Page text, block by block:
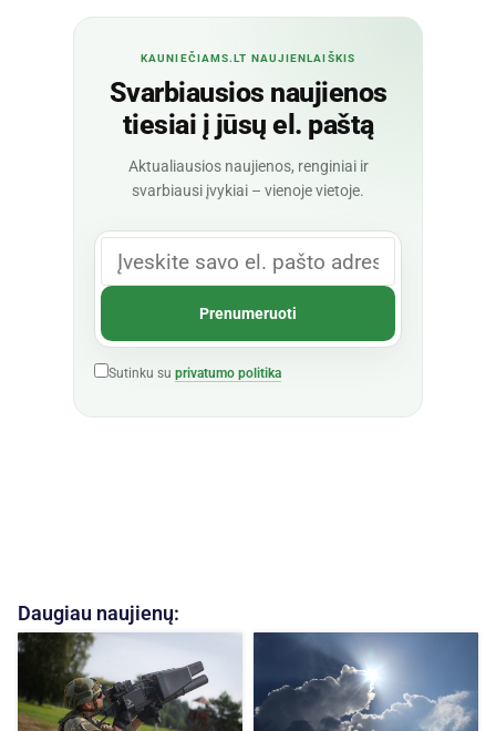
KAUNIEČIAMS.LT NAUJIENLAIŠKIS
Svarbiausios naujienos
tiesiai į jūsų el. paštą
Aktualiausios naujienos, renginiai ir
svarbiausi įvykiai – vienoje vietoje.
Sutinku su privatumo politika
Daugiau naujienų: